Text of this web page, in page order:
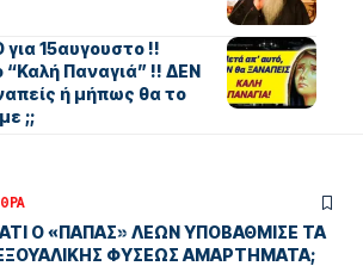
15αυγουστο !!
“Καλή Παναγιά” !! ΔΕΝ
ή μήπως θα το
;;
Ο «ΠΑΠΑΣ» ΛΕΩΝ ΥΠΟΒΑΘΜΙΣΕ ΤΑ
ΦΥΣΕΩΣ ΑΜΑΡΤΗΜΑΤΑ;